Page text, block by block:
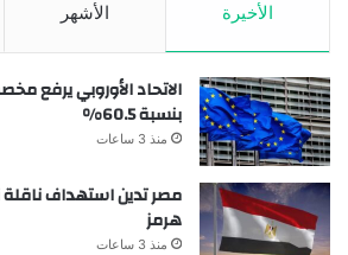
الأخيرة الأشهر
الاتحاد الأوروبي يرفع
بنسبة 60.5%
منذ 3 ساعات
مصر تدين استهداف
هرمز
منذ 3 ساعات